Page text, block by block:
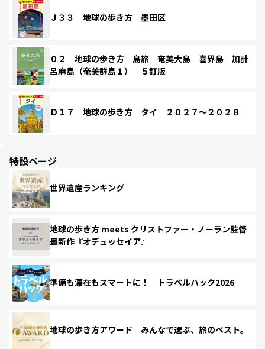
Ｊ３３ 地球の歩き方 墨田区
０２ 地球の歩き方 島旅 奄美大島 喜界島 加計
呂麻島（奄美群島１） ５訂版
Ｄ１７ 地球の歩き方 タイ ２０２７～２０２８
特設ページ
世界遺産ランキング
地球の歩き方 meets クリストファー・ノーラン監督
最新作『オデュッセイア』
準備も滞在もスマートに！ トラベルハック2026
地球の歩き方アワード みんなで選ぶ、旅のベスト。